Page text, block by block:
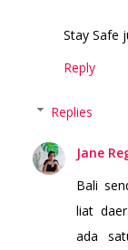
Stay Safe
Reply
Replies
Jane
Bali
liat
ada